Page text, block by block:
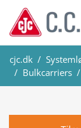
cjc.dk
Bulkcarriers